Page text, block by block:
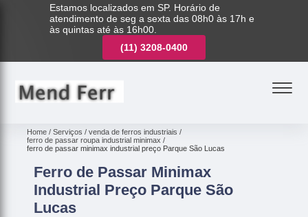
Estamos localizados em SP. Horário de
atendimento de seg a sexta das 08h0 às 17h e
às quintas até às 16h00.
(11) 3208-0400
Home Serviços
venda de ferros industriais
ferro de passar roupa industrial minimax
ferro de passar minimax industrial preço Parque São Lucas
Ferro de Passar Minimax
Industrial Preço Parque São
Lucas